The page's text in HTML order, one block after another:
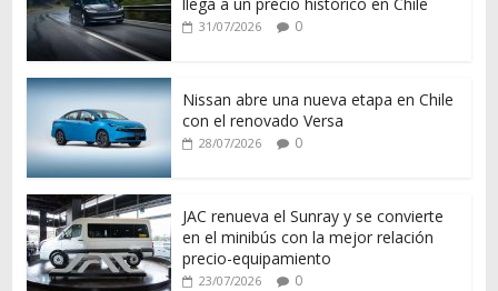
31/07/2026 0
Nissan abre una nueva etapa en Chile
con el renovado Versa
28/07/2026 0
JAC renueva el Sunray y se convierte
en el minibús con la mejor relación
precio-equipamiento
23/07/2026 0